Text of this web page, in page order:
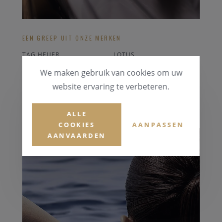
EEN GREEP UIT ONZE MERKEN
TAG HEUER
LOTUS
RODANIA
ALLE OUTLET
We maken gebruik van cookies om uw
website ervaring te verbeteren.
ALLE
COOKIES
AANVAARDEN
AANPASSEN